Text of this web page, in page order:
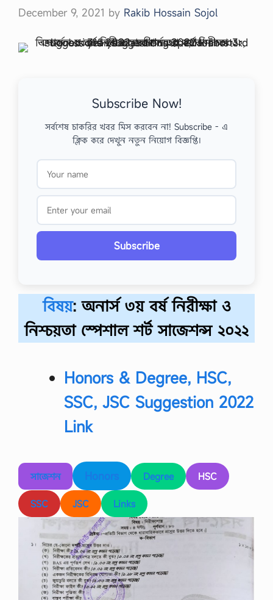
December 9, 2021 by Rakib Hossain Sojol
Subscribe Now!
সর্বশেষ চাকরির খবর মিস করবেন না! Subscribe - এ
ক্লিক করে দেখুন নতুন নিয়োগ বিজ্ঞপ্তি।
Subscribe
বিষয়: অনার্স ৩য় বর্ষ নিরীক্ষা ও
নিশ্চয়তা স্পেশাল শর্ট সাজেশন্স ২০২২
Honors & Degree, HSC,
SSC, JSC Suggestion 2022
Link
সাজেশন Honors Degree HSC
SSC JSC Links